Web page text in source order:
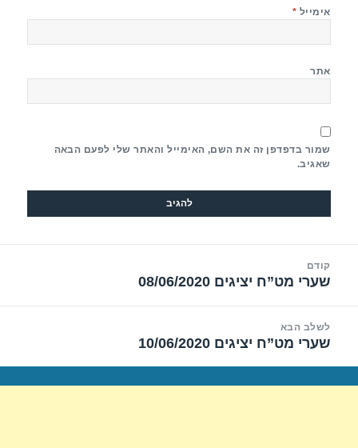
אימייל *
אתר
שמור בדפדפן זה את השם, האימייל והאתר שלי לפעם הבאה
שאגיב.
קודם
הפוסט
שערי מט”ח יציגים 08/06/2020
לשלב הבא
הפוסט
שערי מט”ח יציגים 10/06/2020